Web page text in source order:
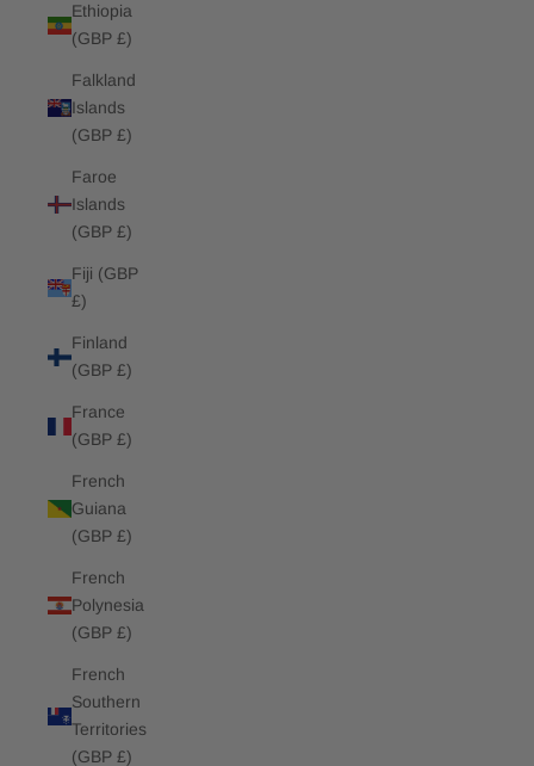
Ethiopia
(GBP £)
Falkland
Islands
(GBP £)
Faroe
Islands
(GBP £)
Fiji (GBP
£)
Finland
(GBP £)
France
(GBP £)
French
Guiana
(GBP £)
French
Polynesia
(GBP £)
French
Southern
Territories
(GBP £)